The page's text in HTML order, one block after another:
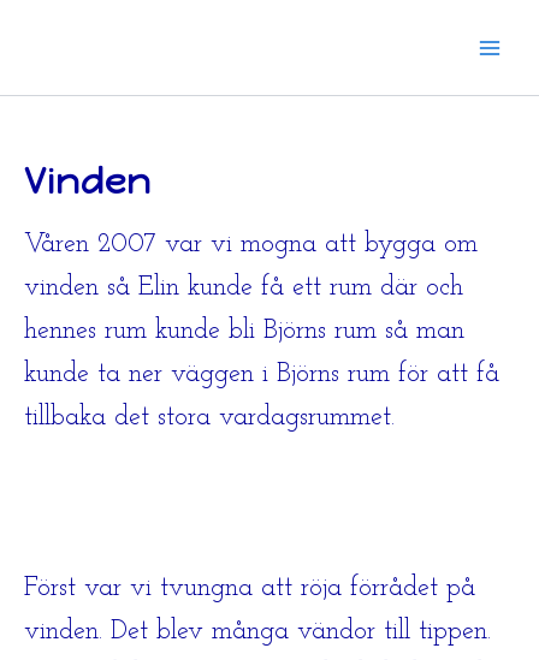
Vinden
Våren 2007 var vi mogna att bygga om
vinden så Elin kunde få ett rum där och
hennes rum kunde bli Björns rum så man
kunde ta ner väggen i Björns rum för att få
tillbaka det stora vardagsrummet.
Först var vi tvungna att röja förrådet på
vinden. Det blev många vändor till tippen.